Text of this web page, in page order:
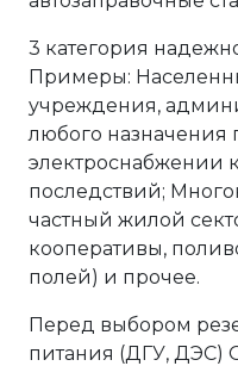
3 категория
Примеры:
учреждения,
любого назначения
электроснабжении
последствий;
частный жилой
кооперативы,
полей) и прочее.
Перед выбором
питания (ДГУ,